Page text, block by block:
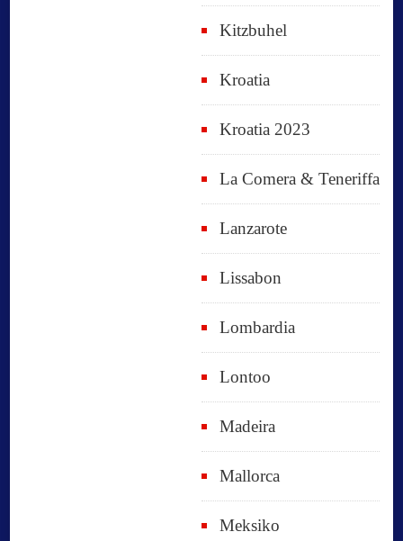
Kitzbuhel
Kroatia
Kroatia 2023
La Comera & Teneriffa
Lanzarote
Lissabon
Lombardia
Lontoo
Madeira
Mallorca
Meksiko